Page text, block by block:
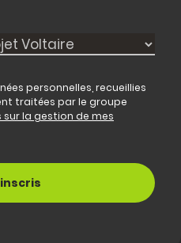
personnelles, recueillies
traitées par le groupe
sur la gestion de mes